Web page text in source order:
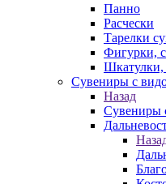
Панно
Расчески
Тарелки
Фигурки,
Сувениры с
Назад
Сувениры